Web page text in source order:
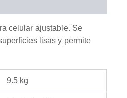
celular ajustable. Se
lisas y permite
9.5 kg